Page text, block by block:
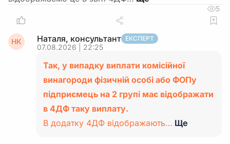
5
НК Наталя, консультант ЕКСПЕРТ
07.08.2026 | 22:25
Так, у випадку виплати комісійної
винагороди фізичній особі або ФОПу
підприємець на 2 групі має відображати
в 4ДФ таку виплату.
В додатку 4ДФ відображають… Ще